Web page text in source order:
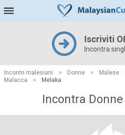
Iscriviti
Incontra
Incontri malesiani > Donne > Malese
Malacca
> Melaka
Incontra